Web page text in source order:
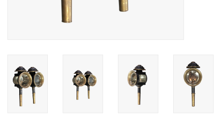
Tevreden Klanten
AI-Ready Database
Login